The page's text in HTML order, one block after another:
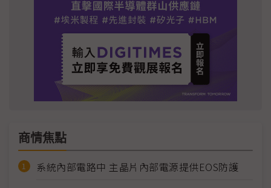
商情焦點
系統內部電路中 主晶片內部電源提供EOS防護